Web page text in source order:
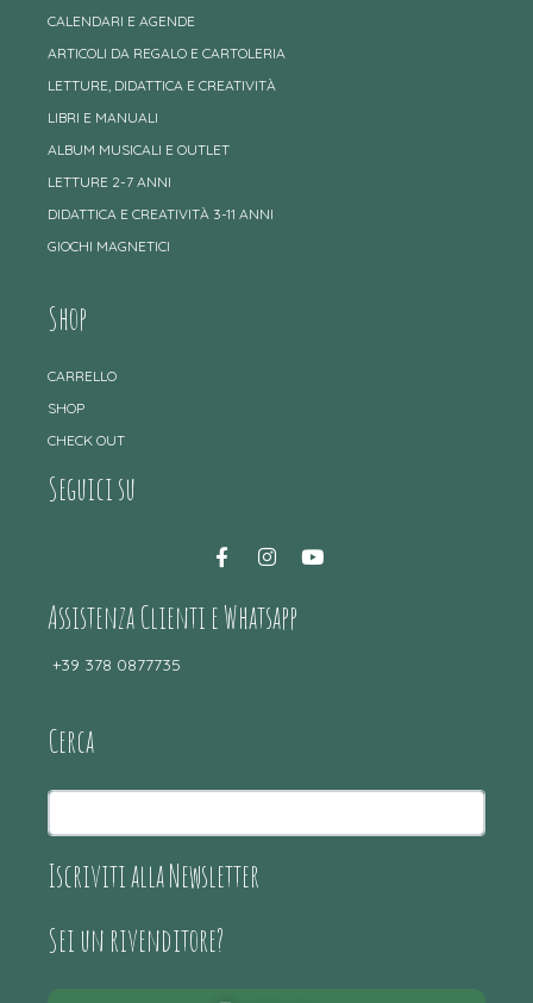
CALENDARI E AGENDE
ARTICOLI DA REGALO E CARTOLERIA
LETTURE, DIDATTICA E CREATIVITÀ
LIBRI E MANUALI
ALBUM MUSICALI E OUTLET
LETTURE 2-7 ANNI
DIDATTICA E CREATIVITÀ 3-11 ANNI
GIOCHI MAGNETICI
Shop
CARRELLO
SHOP
CHECK OUT
Seguici su
Assistenza Clienti e Whatsapp
+39 378 0877735
Cerca
Iscriviti alla Newsletter
Sei un rivenditore?